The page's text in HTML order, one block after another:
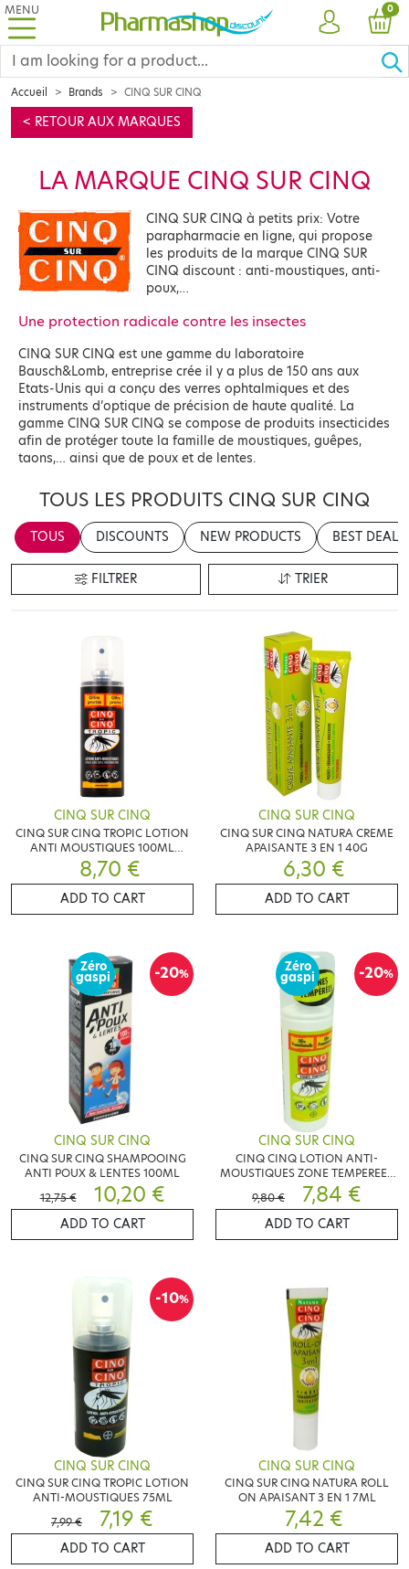
MENU
ACCOUNT
0
Accueil Brands CINQ SUR CINQ
< RETOUR AUX MARQUES
LA MARQUE CINQ SUR CINQ
CINQ SUR CINQ à petits prix: Votre
parapharmacie en ligne, qui propose
les produits de la marque CINQ SUR
CINQ discount : anti-moustiques, anti-
poux,…
Une protection radicale contre les insectes
CINQ SUR CINQ est une gamme du laboratoire
Bausch&Lomb, entreprise crée il y a plus de 150 ans aux
Etats-Unis qui a conçu des verres ophtalmiques et des
instruments d’optique de précision de haute qualité. La
gamme CINQ SUR CINQ se compose de produits insecticides
afin de protéger toute la famille de moustiques, guêpes,
taons,… ainsi que de poux et de lentes.
TOUS LES PRODUITS CINQ SUR CINQ
TOUS DISCOUNTS NEW PRODUCTS BEST DEALS
FILTRER TRIER
CINQ SUR CINQ
CINQ SUR CINQ TROPIC LOTION
ANTI MOUSTIQUES 100ML
PROMO
8,70 €
ADD TO CART
CINQ SUR CINQ
CINQ SUR CINQ NATURA CREME
APAISANTE 3 EN 1 40G
6,30 €
ADD TO CART
-20%
Zéro
gaspi
CINQ SUR CINQ
CINQ SUR CINQ SHAMPOOING
ANTI POUX & LENTES 100ML
12,75 €
10,20 €
ADD TO CART
-20%
Zéro
gaspi
CINQ SUR CINQ
CINQ CINQ LOTION ANTI-
MOUSTIQUES ZONE TEMPEREES
100ML
9,80 € 7,84 €
ADD TO CART
-10%
CINQ SUR CINQ
CINQ SUR CINQ TROPIC LOTION
ANTI-MOUSTIQUES 75ML
7,99 €
7,19 €
ADD TO CART
CINQ SUR CINQ
CINQ SUR CINQ NATURA ROLL
ON APAISANT 3 EN 1 7ML
7,42 €
ADD TO CART